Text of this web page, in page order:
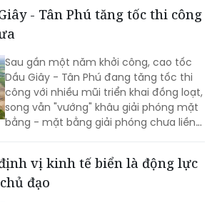
- Tân Phú tăng tốc thi công
Sau gần một năm khởi công, cao tốc
Dầu Giây - Tân Phú đang tăng tốc thi
công với nhiều mũi triển khai đồng loạt,
song vẫn "vướng" khâu giải phóng mặt
bằng - mặt bằng giải phóng chưa liền
vị kinh tế biển là động lực
đạo